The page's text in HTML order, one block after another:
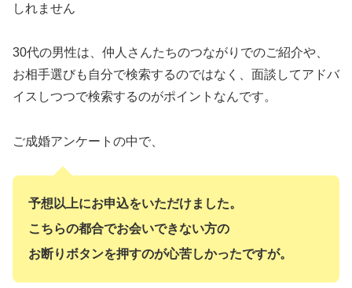
しれません
30代の男性は、仲人さんたちのつながりでのご紹介や、
お相手選びも自分で検索するのではなく、面談してアドバ
イスしつつで検索するのがポイントなんです。
ご成婚アンケートの中で、
予想以上にお申込をいただけました。
こちらの都合でお会いできない方の
お断りボタンを押すのが心苦しかったですが。